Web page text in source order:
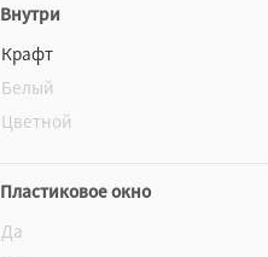
Внутри
Крафт
Белый
Цветной
Пластиковое окно
Да